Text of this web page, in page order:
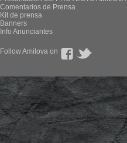
Comentarios de Prensa
Kit de prensa
Banners
Info Anunciantes
Follow Amilova on